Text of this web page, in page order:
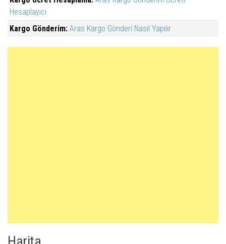
Hesaplayıcı
Kargo Gönderim: Aras Kargo Gönderi Nasıl Yapılır